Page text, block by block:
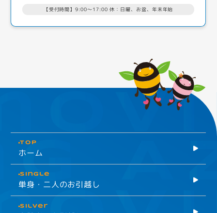
【受付時間】9:00～17:00 休：日曜、お盆、年末年始
TOP
ホーム
Single
単身・二人のお引越し
Silver